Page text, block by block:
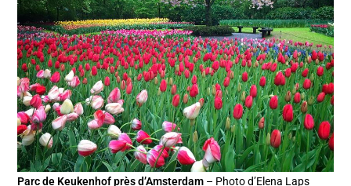
Parc de Keukenhof près d’Amsterdam – Photo d’Elena Laps